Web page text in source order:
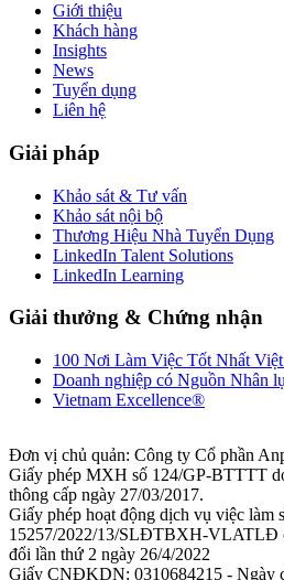
Giới thiệu
Khách hàng
Insights
News
Tuyển dụng
Liên hệ
Giải pháp
Khảo sát & Tư vấn
Khảo sát nội bộ
Thương Hiệu Nhà Tuyển Dụng
LinkedIn Talent Solutions
LinkedIn Learning
Giải thưởng & Chứng nhận
100 Nơi Làm Việc Tốt Nhất
Doanh nghiệp có Nguồn Nhân
Vietnam Excellence®
Đơn vị chủ quản: Công ty Cổ phần
Giấy phép MXH số 124/GP-BTTTT
thông cấp ngày 27/03/2017.
Giấy phép hoạt động dịch vụ việc làm
15257/2022/13/SLĐTBXH-VLATLĐ
đổi lần thứ 2 ngày 26/4/2022
Giấy CNĐKDN: 0310684215 - Ngày